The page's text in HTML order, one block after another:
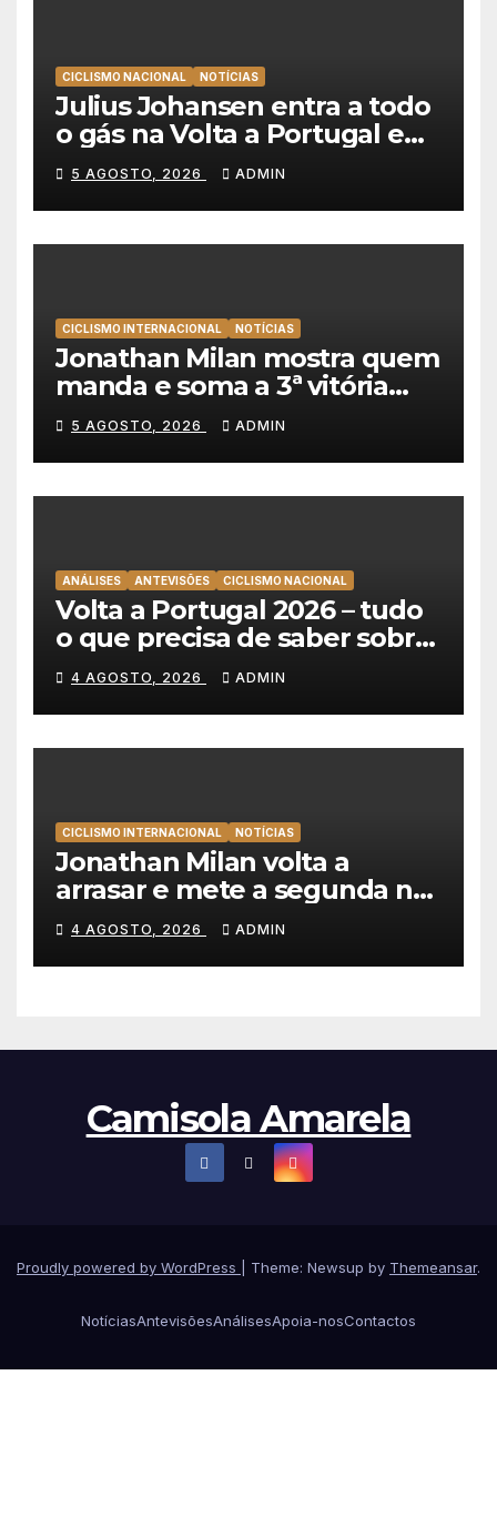
CICLISMO NACIONAL NOTÍCIAS
Julius Johansen entra a todo
o gás na Volta a Portugal e
lidera dobradinha da UAE
Team Emirates em Lisboa
5 AGOSTO, 2026 ADMIN
CICLISMO INTERNACIONAL NOTÍCIAS
Jonathan Milan mostra quem
manda e soma a 3ª vitória
consecutiva na Volta a
Polónia
5 AGOSTO, 2026 ADMIN
ANÁLISES ANTEVISÕES CICLISMO NACIONAL
Volta a Portugal 2026 – tudo
o que precisa de saber sobre
as equipas e o percurso
4 AGOSTO, 2026 ADMIN
CICLISMO INTERNACIONAL NOTÍCIAS
Jonathan Milan volta a
arrasar e mete a segunda na
Volta a Polónia 2026
4 AGOSTO, 2026 ADMIN
Camisola Amarela
Proudly powered by WordPress Theme: Newsup by Themeansar.
NotíciasAntevisõesAnálisesApoia-nosContactos